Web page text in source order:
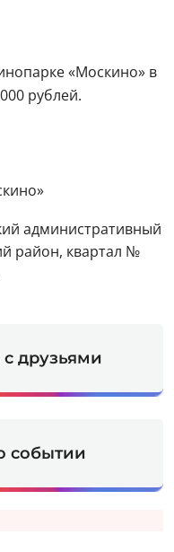
«Москино» в
рублей.
административный
район, квартал №
друзьями
событии